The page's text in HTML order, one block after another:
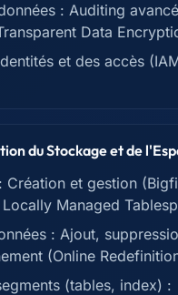
: Auditing
Data
et des accès
du Stockage et de
Création et gestion
Managed
: Ajout,
(Online
(tables, index) :